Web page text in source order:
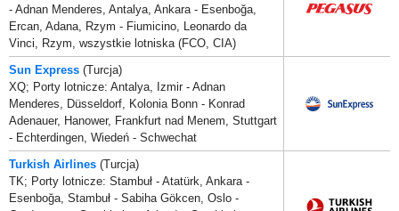
- Adnan Menderes, Antalya, Ankara - Esenboğa,
Ercan, Adana, Rzym - Fiumicino, Leonardo da
Vinci, Rzym, wszystkie lotniska (FCO, CIA)
Sun Express (Turcja)
XQ; Porty lotnicze: Antalya, Izmir - Adnan
Menderes, Düsseldorf, Kolonia Bonn - Konrad
Adenauer, Hanower, Frankfurt nad Menem, Stuttgart
- Echterdingen, Wiedeń - Schwechat
Turkish Airlines (Turcja)
TK; Porty lotnicze: Stambuł - Atatürk, Ankara -
Esenboğa, Stambuł - Sabiha Gökcen, Oslo -